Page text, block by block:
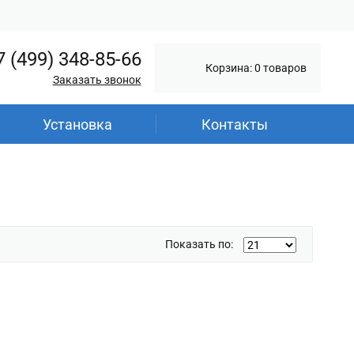
(499) 348-85-66
Заказать звонок
Корзина: 0 товаров
Установка Контакты
Показать по: